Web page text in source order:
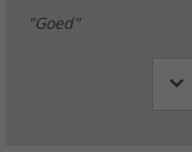
"Goed"